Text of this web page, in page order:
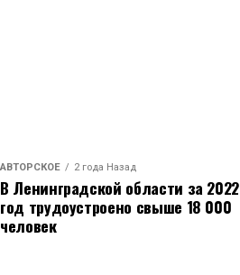
АВТОРСКОЕ 2 года Назад
В Ленинградской области за 2022
год трудоустроено свыше 18 000
человек